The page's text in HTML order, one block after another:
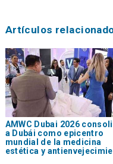
Artículos
AMWC Dubai 2026
a Dubái como epicentro
mundial de la medicina
estética y